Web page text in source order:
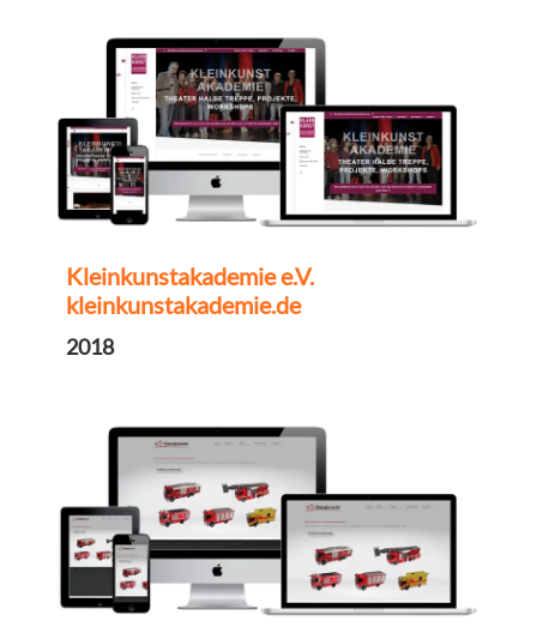
Kleinkunstakademie e.V.
kleinkunstakademie.de
2018